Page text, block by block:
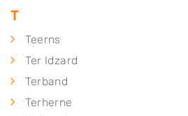
T
Teerns
Ter Idzard
Terband
Terherne